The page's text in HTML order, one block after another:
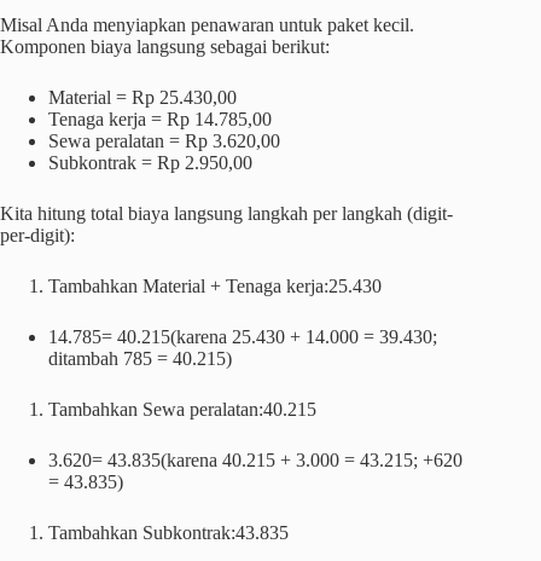
Misal Anda menyiapkan penawaran untuk paket kecil.
Komponen biaya langsung sebagai berikut:
Material = Rp 25.430,00
Tenaga kerja = Rp 14.785,00
Sewa peralatan = Rp 3.620,00
Subkontrak = Rp 2.950,00
Kita hitung total biaya langsung langkah per langkah (digit-
per-digit):
Tambahkan Material + Tenaga kerja:25.430
14.785= 40.215(karena 25.430 + 14.000 = 39.430;
ditambah 785 = 40.215)
Tambahkan Sewa peralatan:40.215
3.620= 43.835(karena 40.215 + 3.000 = 43.215; +620
= 43.835)
Tambahkan Subkontrak:43.835